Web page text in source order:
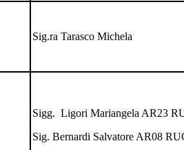
Sig.ra Tarasco Michela
Sigg. Ligori Mariangela AR23
Sig. Bernardi Salvatore AR08